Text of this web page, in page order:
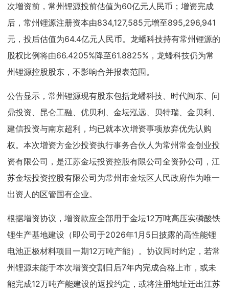
次增资前，常州锂源投前估值为60亿元人民币；增资完成
后，常州锂源注册资本由834,127,585元增至895,296,941
元，投后估值为64.4亿元人民币。龙蟠科技持有常州锂源的
股权比例将由66.4205%降至61.8825%，龙蟠科技仍为常
州锂源控股股东，不影响合并报表范围。
公告显示，常州锂源现有股东包括龙蟠科技、时代闽东、问
鼎投资、昆仑工融、优贝利、金坛泓远、贝特瑞、金贝利、
建信投资与南京超利，均已就本次增资事项放弃优先认购
权。本次增资方金沙投资执行事务合伙人为常州常金创业投
资有限公司，是江苏金坛投资控股有限公司全资孙公司，江
苏金坛投资控股有限公司为常州市金坛区人民政府作为唯一
出资人的区管国有企业。
根据增资协议，增资款应全部用于金坛12万吨高压实磷酸铁
锂生产基地建设（即公司于2026年1月5日披露的高性能锂
电池正极材料项目一期12万吨产能）。协议同时约定，若常
州锂源未能于本次增资交割日后7年内完成合格上市，或未
能完成12万吨产能建设的返投约定，或将注册地址迁出江苏